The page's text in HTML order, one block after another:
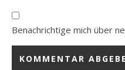
Benachrichtige mich über